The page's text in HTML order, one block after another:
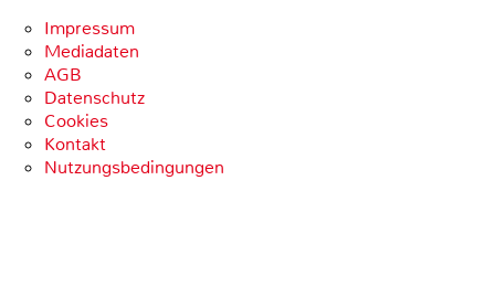
Impressum
Mediadaten
AGB
Datenschutz
Cookies
Kontakt
Nutzungsbedingungen